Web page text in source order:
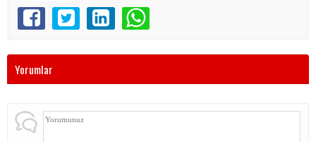
Yorumlar